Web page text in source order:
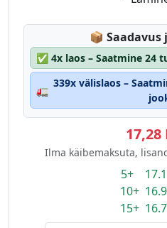
📦 Saadavus
✅ 4x laos – Saatmine 24
🚛
339x välislaos –
17,28
Ilma käibemaksuta,
5+
10+
15+